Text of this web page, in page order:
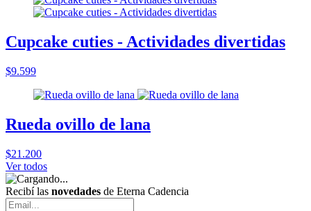
Cupcake cuties - Actividades divertidas
$9.599
Rueda ovillo de lana
$21.200
Ver todos
Recibí las novedades de Eterna Cadencia